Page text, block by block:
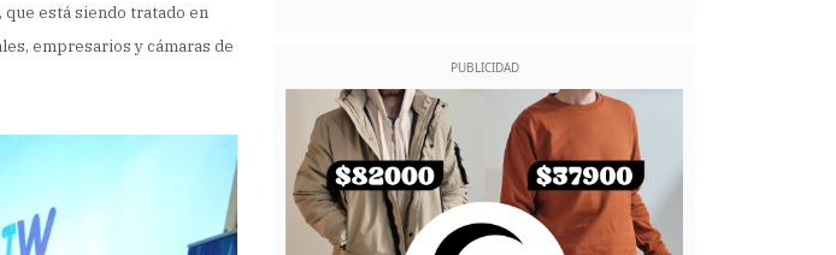
está siendo tratado en
empresarios y cámaras de